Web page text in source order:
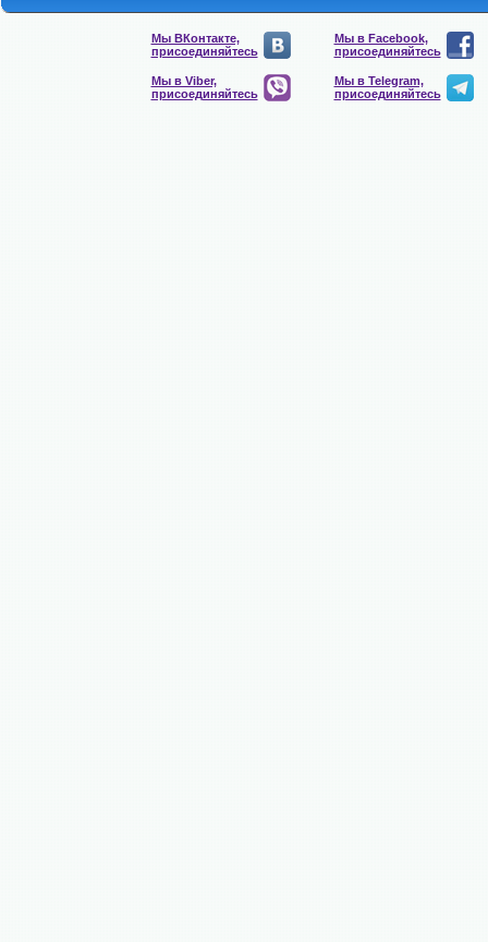
Мы ВКонтакте,
присоединяйтесь
Мы в Facebook,
присоединяйтесь
Мы в Viber,
присоединяйтесь
Мы в Telegram,
присоединяйтесь